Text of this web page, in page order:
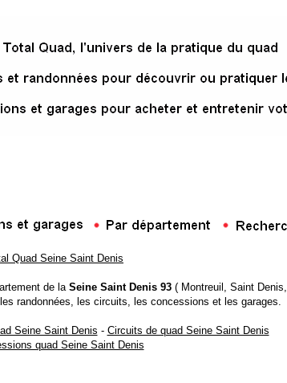
Quad Seine Saint Denis
de la Seine Saint Denis 93 ( Montreuil, Saint Denis,
randonnées, les circuits, les concessions et les garages.
Seine Saint Denis - Circuits de quad Seine Saint Denis
quad Seine Saint Denis